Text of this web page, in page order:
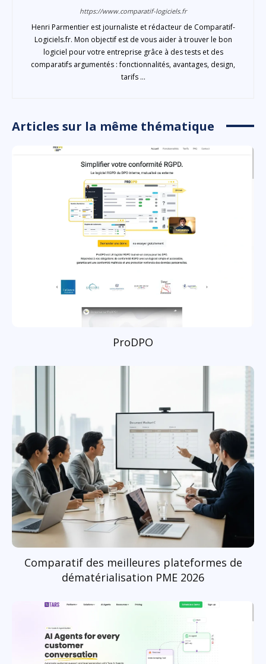
https://www.comparatif-logiciels.fr
Henri Parmentier est journaliste et rédacteur de Comparatif-
Logiciels.fr. Mon objectif est de vous aider à trouver le bon
logiciel pour votre entreprise grâce à des tests et des
comparatifs argumentés : fonctionnalités, avantages, design,
tarifs ...
Articles sur la même thématique
ProDPO
Comparatif des meilleures plateformes de
dématérialisation PME 2026